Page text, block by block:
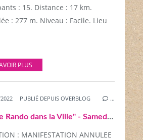
: 15. Distance : 17 km.
: 277 m. Niveau : Facile. Lieu
PLUS
PUBLIÉ DEPUIS OVERBLOG …
"18ème Rando dans la Ville" - Samedi 18 juin 2022
: MANIFESTATION ANNULEE